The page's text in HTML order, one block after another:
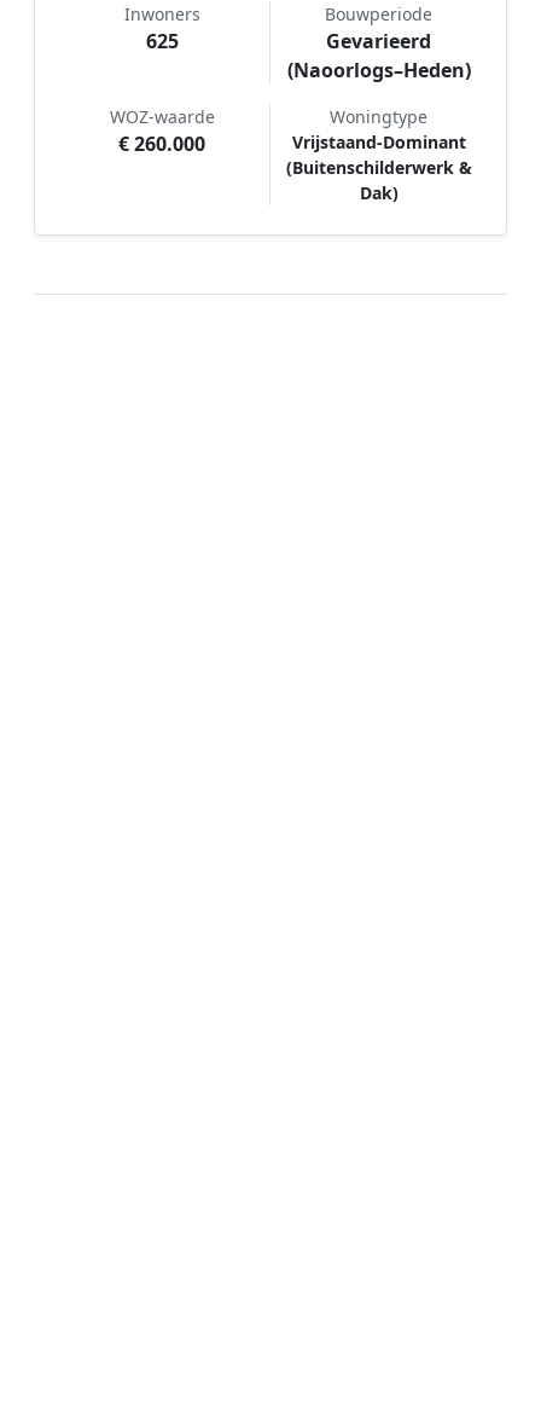
Inwoners
625
Bouwperiode
Gevarieerd
(Naoorlogs–Heden)
WOZ-waarde
€ 260.000
Woningtype
Vrijstaand-Dominant
(Buitenschilderwerk &
Dak)